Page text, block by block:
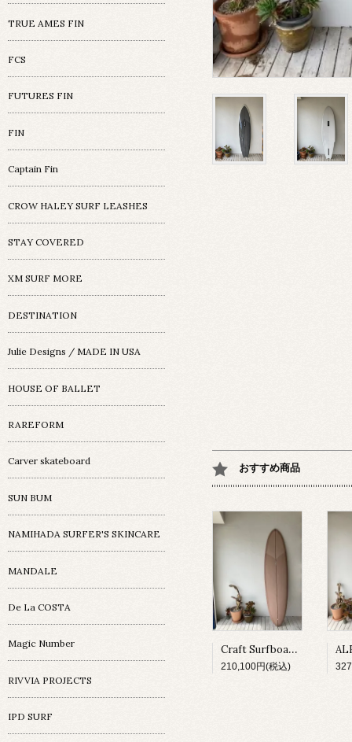
おすすめ商品
Craft Surfboard / Fresh Egg / 7'4"
210,100円(税込)
TRUE AMES FIN
FCS
FUTURES FIN
FIN
Captain Fin
CROW HALEY SURF LEASHES
STAY COVERED
XM SURF MORE
DESTINATION
Julie Designs / MADE IN USA
HOUSE OF BALLET
RAREFORM
Carver skateboard
SUN BUM
NAMIHADA SURFER'S SKINCARE
MANDALE
De La COSTA
Magic Number
RIVVIA PROJECTS
IPD SURF